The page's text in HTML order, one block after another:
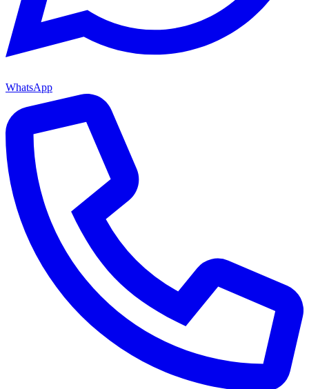
WhatsApp